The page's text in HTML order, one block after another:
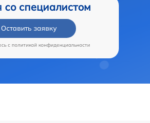
со специалистом
Оставить заявку
c политикой конфиденциальности